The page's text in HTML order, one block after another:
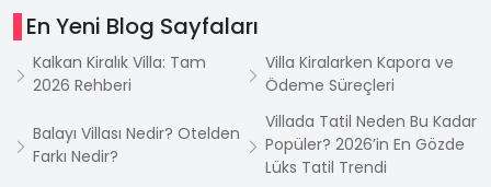
En Yeni Blog Sayfaları
Kalkan Kiralık Villa: Tam
2026 Rehberi
Villa Kiralarken Kapora ve
Ödeme Süreçleri
Balayı Villası Nedir? Otelden
Farkı Nedir?
Villada Tatil Neden Bu Kadar
Popüler? 2026’in En Gözde
Lüks Tatil Trendi